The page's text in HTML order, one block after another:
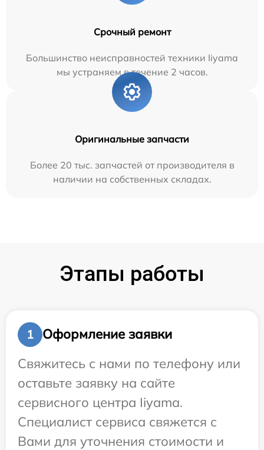
Срочный ремонт
Большинство неисправностей техники Iiyama
мы устраняем в течение 2 часов.
Оригинальные запчасти
Более 20 тыс. запчастей от производителя в
наличии на собственных складах.
Этапы работы
1
Оформление заявки
Свяжитесь с нами по телефону или
оставьте заявку на сайте
сервисного центра Iiyama.
Специалист сервиса свяжется с
Вами для уточнения стоимости и